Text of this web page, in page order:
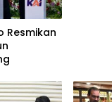
Resmikan